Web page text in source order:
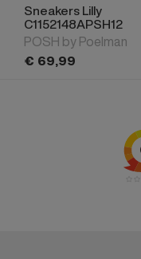
Sneakers Lilly
C1152148APSH12
POSH by Poelman
€ 69,99